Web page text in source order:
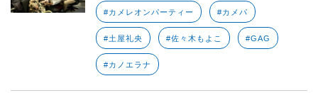
#カメレオンパーティー #カメパ
#土屋礼央 #佐々木もよこ #GAG
#カノエラナ